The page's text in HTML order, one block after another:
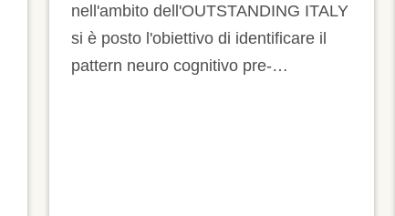
COGNITIVE: IL
RUOLO
nell'ambito dell'OUTSTANDING ITALY
si è posto l'obiettivo di identificare il
pattern neuro cognitivo pre-